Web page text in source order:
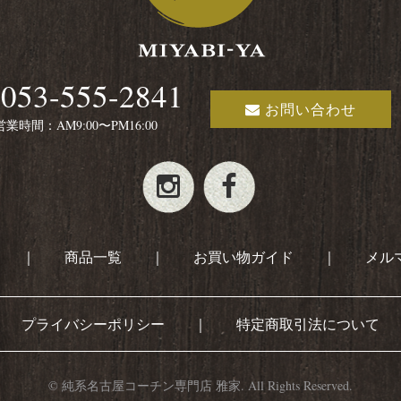
555-2841
業時間：AM9:00〜PM16:00
お問い合わせ
商品一覧｜ お買い物ガイド ｜ メル
プライバシーポリシー ｜ 特定商取引法について
© 純系名古屋コーチン専門店 雅家. All Rights Reserved.